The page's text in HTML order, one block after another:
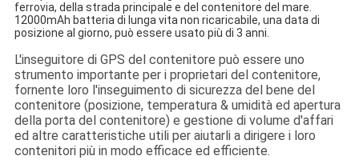
ferrovia, della strada principale e del contenitore del mare.
12000mAh batteria di lunga vita non ricaricabile, una data di
posizione al giorno, può essere usato più di 3 anni.
L'inseguitore di GPS del contenitore può essere uno
strumento importante per i proprietari del contenitore,
fornente loro l'inseguimento di sicurezza del bene del
contenitore (posizione, temperatura & umidità ed apertura
della porta del contenitore) e gestione di volume d'affari
ed altre caratteristiche utili per aiutarli a dirigere i loro
contenitori più in modo efficace ed efficiente.